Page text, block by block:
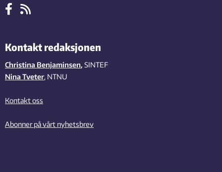
Kontakt redaksjonen
Christina Benjaminsen, SINTEF
Nina Tveter, NTNU
Kontakt oss
Abonner på vårt nyhetsbrev